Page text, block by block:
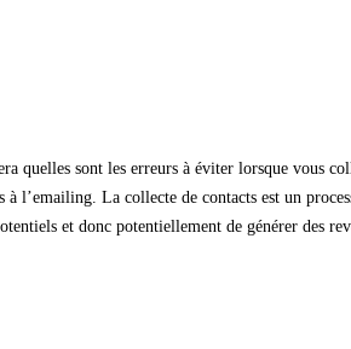
sont les erreurs à éviter lorsque vous
La collecte de contacts est un
et donc potentiellement de générer des